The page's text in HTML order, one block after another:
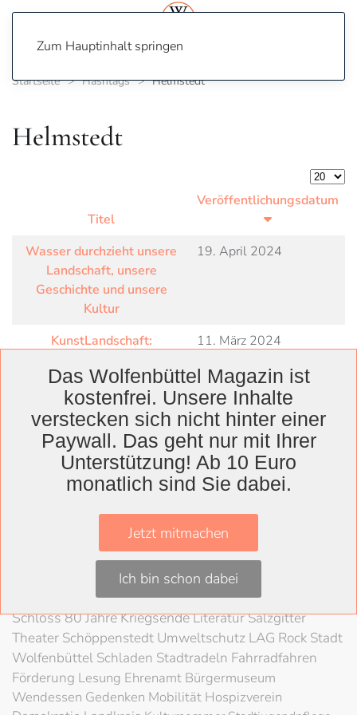
Zum Hauptinhalt springen
Startseite Hashtags Helmstedt
Helmstedt
Titel
Veröffentlichungsdatum
Wasser durchzieht unsere
Landschaft, unsere
Geschichte und unsere
Kultur
19. April 2024
KunstLandschaft:
die Region veröffentlicht
11. März 2024
WolfenbüttelLandkreis
Lessingtheater
Herzog August BibliothekNachhaltigkeit
Kunstverein Museum Konzert
Braunschweigische LandschaftHABFestival
Schloss80 Jahre KriegsendeLiteraturSalzgitter
Theater Schöppenstedt Umweltschutz LAG Rock Stadt
Wolfenbüttel Schladen Stadtradeln Fahrradfahren
Förderung Lesung Ehrenamt Bürgermuseum
Wendessen Gedenken Mobilität Hospizverein
Das Wolfenbüttel Magazin ist
kostenfrei. Unsere Inhalte
verstecken sich nicht hinter einer
Paywall. Das geht nur mit Ihrer
Unterstützung! Ab 10 Euro
monatlich sind Sie dabei.
Jetzt mitmachen
Ich bin schon dabei